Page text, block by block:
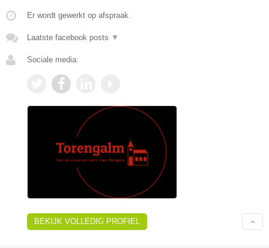
Er wordt gewerkt op afspraak.
Laatste facebook posts ▼
Sociale media:
BEKIJK VOLLEDIG PROFIEL